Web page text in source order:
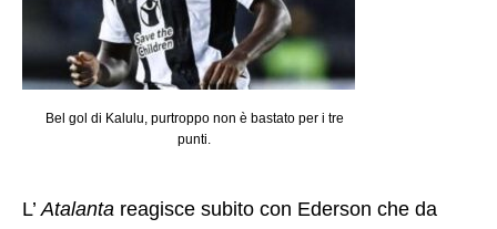
Bel gol di Kalulu, purtroppo non è bastato per i tre
punti.
L’Atalanta reagisce subito con Ederson che da